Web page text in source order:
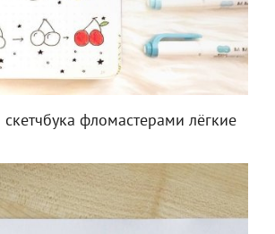
фломастерами лёгкие